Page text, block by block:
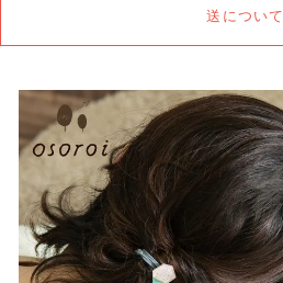
送について